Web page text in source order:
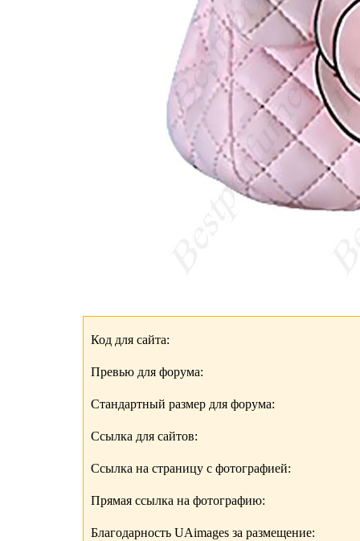
Код для сайта:
Превью для форума:
Стандартный размер для форума:
Ссылка для сайтов:
Ссылка на страницу с фотографией:
Прямая ссылка на фотографию:
Благодарность UAimages за размещение: